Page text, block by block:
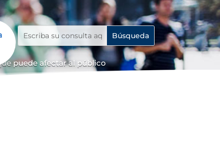
puede afectar al público